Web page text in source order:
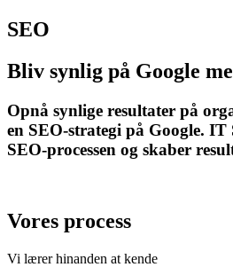
SEO
Bliv synlig på Google
Opnå synlige resultater på
en SEO-strategi på Google. IT
SEO-processen og skaber
Vores process
Vi lærer hinanden at kende